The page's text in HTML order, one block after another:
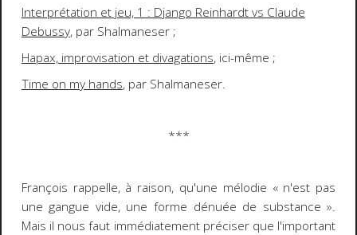
Interprétation et jeu, 1 : Django Reinhardt vs Claude
Debussy, par Shalmaneser ;
Hapax, improvisation et divagations, ici-même ;
Time on my hands, par Shalmaneser.
***
François rappelle, à raison, qu'une mélodie « n'est pas
une gangue vide, une forme dénuée de substance ».
Mais il nous faut immédiatement préciser que l'important